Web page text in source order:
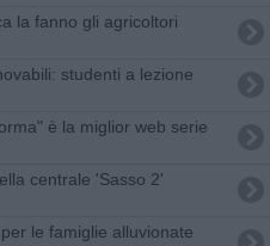
la fanno gli agricoltori
studenti a lezione
è la miglior web serie
centrale 'Sasso 2'
le famiglie alluvionate